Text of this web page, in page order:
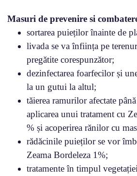
Masuri de prevenire si
sortarea puieților înainte de
livada se va înființa pe
pregătite corespunzător;
dezinfectarea foarfecilor și
la un gutui la altul;
tăierea ramurilor afectate
aplicarea unui tratament cu
% și acoperirea rănilor cu
rădăcinile puieților se vor
Zeama Bordeleza 1%;
tratamente în timpul